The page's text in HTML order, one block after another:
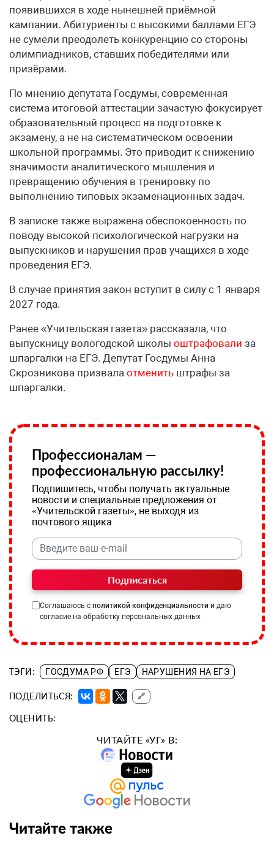
появившихся в ходе нынешней приёмной
кампании. Абитуриенты с высокими баллами ЕГЭ
не сумели преодолеть конкуренцию со стороны
олимпиадников, ставших победителями или
призёрами.
По мнению депутата Госдумы, современная
система итоговой аттестации зачастую фокусирует
образовательный процесс на подготовке к
экзамену, а не на систематическом освоении
школьной программы. Это приводит к снижению
значимости аналитического мышления и
превращению обучения в тренировку по
выполнению типовых экзаменационных задач.
В записке также выражена обеспокоенность по
поводу высокой психологической нагрузки на
выпускников и нарушения прав учащихся в ходе
проведения ЕГЭ.
В случае принятия закон вступит в силу с 1 января
2027 года.
Ранее «Учительская газета» рассказала, что
выпускницу вологодской школы оштрафовали за
шпаргалки на ЕГЭ. Депутат Госдумы Анна
Скрозникова призвала отменить штрафы за
шпаргалки.
Профессионалам —
профессиональную рассылку!
Подпишитесь, чтобы получать актуальные
новости и специальные предложения от
«Учительской газеты», не выходя из
почтового ящика
Подписаться
Соглашаюсь с политикой конфиденциальности и даю
согласие на обработку персональных данных
ТЭГИ: ГОСДУМА РФ ЕГЭ НАРУШЕНИЯ НА ЕГЭ
ПОДЕЛИТЬСЯ: 🔗
ОЦЕНИТЬ:
ЧИТАЙТЕ «УГ» В:
Читайте также